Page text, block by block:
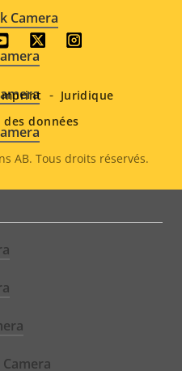
Camera
Camera
AB. Tous droits réservés.
Juridique
données